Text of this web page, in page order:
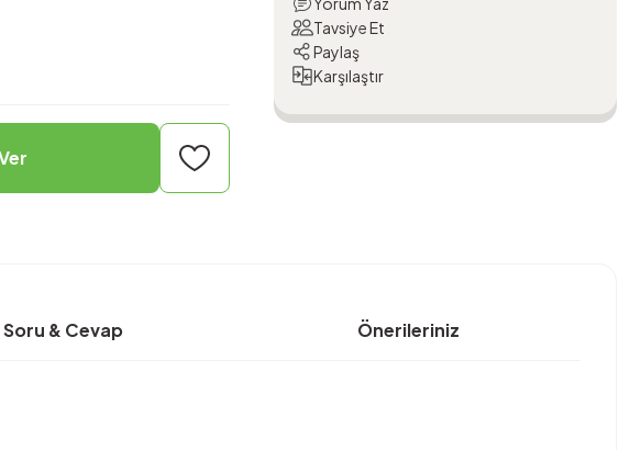
Tavsiye Et
Paylaş
Karşılaştır
Soru & Cevap Önerileriniz